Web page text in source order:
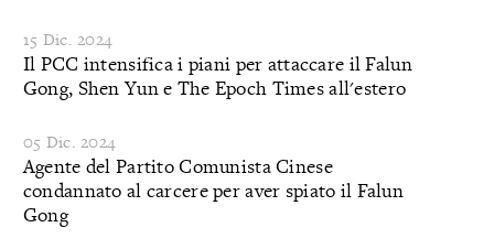
15 Dic. 2024
Il PCC intensifica i piani per attaccare il Falun
Gong, Shen Yun e The Epoch Times all'estero
05 Dic. 2024
Agente del Partito Comunista Cinese
condannato al carcere per aver spiato il Falun
Gong